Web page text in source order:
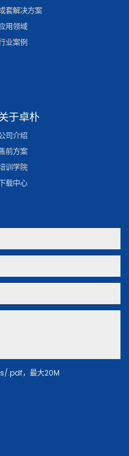
套解决方案
用领域
业案例
于卓朴
司介绍
前方案
训学院
载中心
.pdf，最大20M